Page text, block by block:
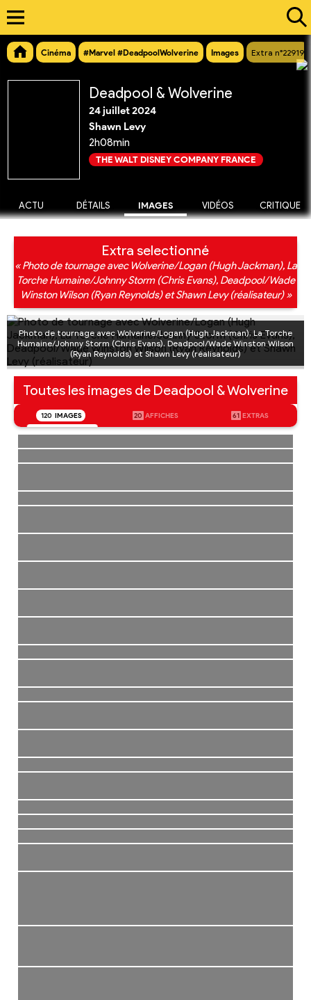
Cinéma #Marvel #DeadpoolWolverine Images Extra n°22919
Deadpool & Wolverine
24 juillet 2024
Shawn Levy
2h08min
THE WALT DISNEY COMPANY FRANCE
ACTU DÉTAILS IMAGES VIDÉOS CRITIQUE
Extra selectionné
« Photo de tournage avec Wolverine/Logan (Hugh Jackman), La
Torche Humaine/Johnny Storm (Chris Evans), Deadpool/Wade
Winston Wilson (Ryan Reynolds) et Shawn Levy (réalisateur) »
Photo de tournage avec Wolverine/Logan (Hugh Jackman), La Torche
Humaine/Johnny Storm (Chris Evans), Deadpool/Wade Winston Wilson
(Ryan Reynolds) et Shawn Levy (réalisateur)
Toutes les images de Deadpool & Wolverine
120 IMAGES 20 AFFICHES 61 EXTRAS